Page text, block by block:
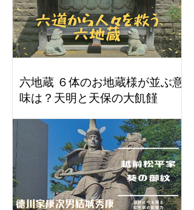
六地蔵 ６体のお地蔵様が並ぶ意
味は？天明と天保の大飢饉